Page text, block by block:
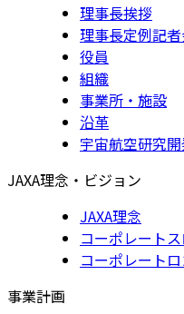
理事長挨拶
理事長定例記
役員
組織
事業所・施設
沿革
宇宙航空研究
JAXA理念・ビジョン
JAXA理念
コーポレート
コーポレートロ
事業計画